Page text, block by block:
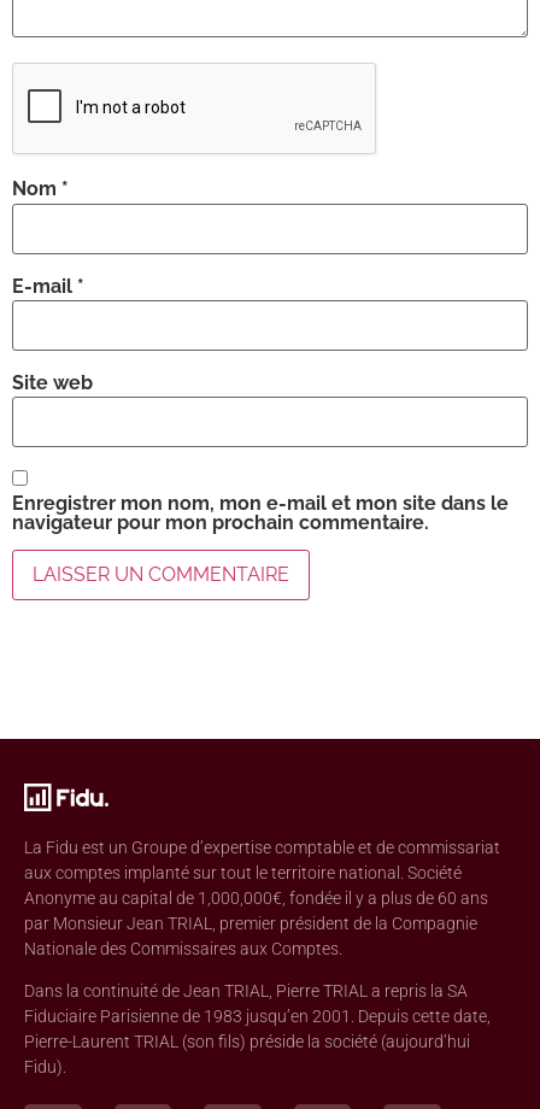
Nom *
E-mail *
Site web
Enregistrer mon nom, mon e-mail et mon site dans le
navigateur pour mon prochain commentaire.
La Fidu est un Groupe d’expertise comptable et de commissariat
aux comptes implanté sur tout le territoire national. Société
Anonyme au capital de 1,000,000€, fondée il y a plus de 60 ans
par Monsieur Jean TRIAL, premier président de la Compagnie
Nationale des Commissaires aux Comptes.
Dans la continuité de Jean TRIAL, Pierre TRIAL a repris la SA
Fiduciaire Parisienne de 1983 jusqu’en 2001. Depuis cette date,
Pierre-Laurent TRIAL (son fils) préside la société (aujourd’hui
Fidu).